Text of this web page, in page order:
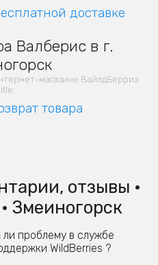
доставке
Валберис в г.
магазине ВайлдБерриз
товара
отзывы •
• Змеиногорск
проблему в службе
WildBerries ?